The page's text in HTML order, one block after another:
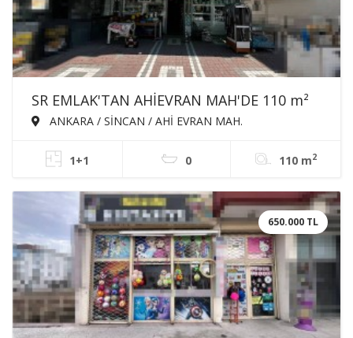
SR EMLAK'TAN AHİEVRAN MAH'DE 110 m²
CADDE ÜZERİNDE DEVREN KİRALIK
ANKARA / SİNCAN / AHİ EVRAN MAH.
1+1 0 110 m2
650.000 TL